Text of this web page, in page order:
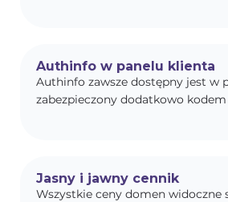
Authinfo w panelu klienta
Authinfo zawsze dostępny jest w
zabezpieczony dodatkowo
Jasny i jawny cennik
Wszystkie ceny domen widoczne